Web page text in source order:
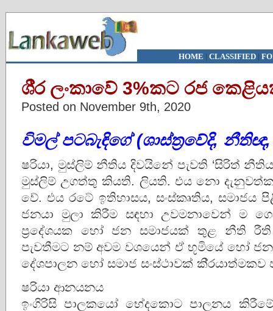
HOME | CLASSIFIED|
ශී‍්‍ර ලංකාවේ 3%කට රජ
Posted on November 9th, 2020
විමල් පටබැඳිගේ (ශාස්ත‍්‍රවේදි,
ෂරියා, මුස්ලිම් නීතිය දිවයිනේ පැවති ‘සිරිත්
මුස්ලිම් උගත්තු කියති. ලියති. එය නො
වේ. එය රටේ ඉතිහාසය, සංස්කෘතිය, සමාජය
ජනයා මුලා කිරීම සඳහා උවමනාවෙන් ම
ප‍්‍රදේශයක හෝ ජන සමාජයක් තුළ නීති
පැවතීමට නම් අවම වශයෙන් ඒ භූමියේ හෝ ජන
දේශපාලන හෝ සමාජ සංස්ථාවක් කි‍්‍රයාත්මකව
ෂරියා ආනයනය
ඉංගිරිසි පාලකයෝ භේදකොට පාලනය